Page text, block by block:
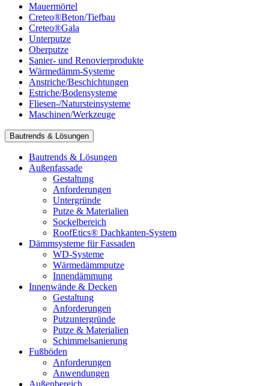
Mauermörtel
Creteo®Beton/Tiefbau
Creteo®Gala
Unterputze
Oberputze
Sanier- und Renovierprodukte
Wärmedämm-Systeme
Anstriche/Beschichtungen
Estriche/Bodensysteme
Fliesen-/Natursteinsysteme
Maschinen/Werkzeuge
Bautrends & Lösungen
Bautrends & Lösungen
Außenfassade
Gestaltung
Anforderungen
Untergründe
Putze & Materialien
Sockelbereich
RoofEtics® Dachkanten-System
Dämmsysteme für Fassaden
WD-Systeme
Wärmedämmputze
Innendämmung
Innenwände & Decken
Gestaltung
Anforderungen
Putzuntergründe
Putze & Materialien
Schimmelsanierung
Fußböden
Anforderungen
Anwendungen
Außenbereich